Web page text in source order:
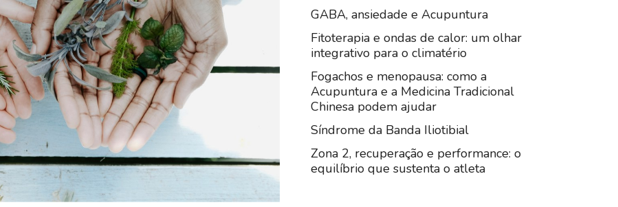
GABA, ansiedade e Acupuntura
Fitoterapia e ondas de calor: um olhar
integrativo para o climatério
Fogachos e menopausa: como a
Acupuntura e a Medicina Tradicional
Chinesa podem ajudar
Síndrome da Banda Iliotibial
Zona 2, recuperação e performance: o
equilíbrio que sustenta o atleta